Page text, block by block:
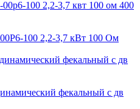
100 2,2-3,7 кВт 100 Ом
фекальный с дв